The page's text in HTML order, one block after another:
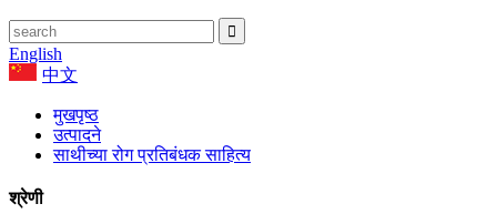
English
中文
मुखपृष्ठ
उत्पादने
साथीच्या रोग प्रतिबंधक साहित्य
श्रेणी